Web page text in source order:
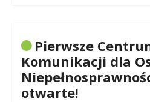
Pierwsze
Komunikacji dla
otwarte!